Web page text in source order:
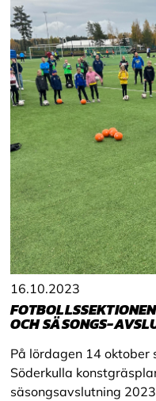
16.10.2023
OCH SÄSONGS-
På lördagen 14
Söderkulla
säsongsavslutning